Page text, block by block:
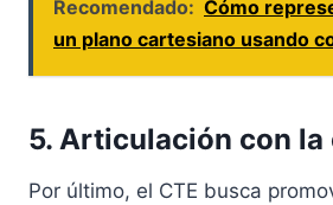
Recomendado: Cómo
un plano cartesiano usando
5. Articulación con la
Por último, el CTE busca